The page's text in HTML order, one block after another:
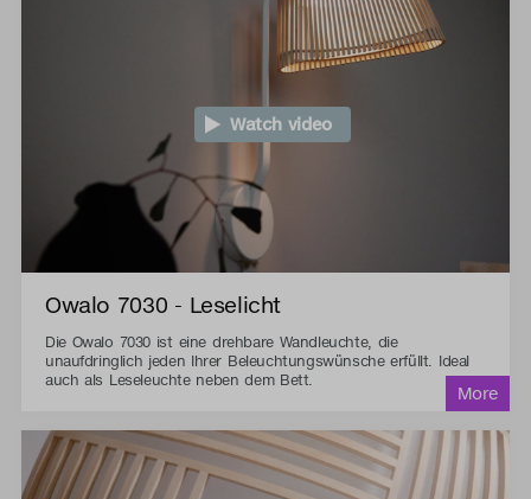
Watch video
Owalo 7030 - Leselicht
Die Owalo 7030 ist eine drehbare Wandleuchte, die
unaufdringlich jeden Ihrer Beleuchtungswünsche erfüllt. Ideal
auch als Leseleuchte neben dem Bett.